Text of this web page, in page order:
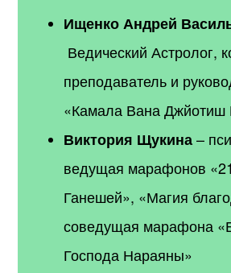
Ищенко Андрей
Ведический Астролог,
преподаватель и
«Камала Вана
Виктория Щукина –
ведущая марафонов
Ганешей», «Магия
соведущая марафона
Господа Нараяны»